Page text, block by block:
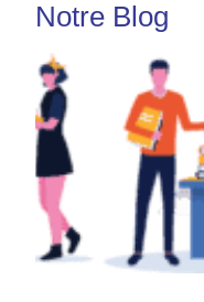
Notre Blog